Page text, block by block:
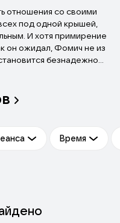
отношения со своими
под одной крышей,
И хотя примирение
он ожидал, Фомич не из
безнадежно
Время